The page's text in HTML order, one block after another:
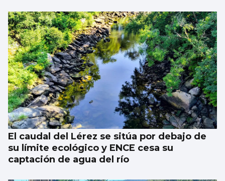
El caudal del Lérez se sitúa por debajo de
su límite ecológico y ENCE cesa su
captación de agua del río